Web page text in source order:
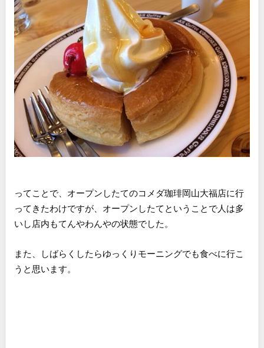
ってことで、オープンしたてのコメダ珈琲岡山大福店に行
ってきたわけですが、オープンしたてということで人は多
いし店内もてんやわんやの状態でした。
また、しばらくしたらゆっくりモーニングでも食べに行こ
うと思います。